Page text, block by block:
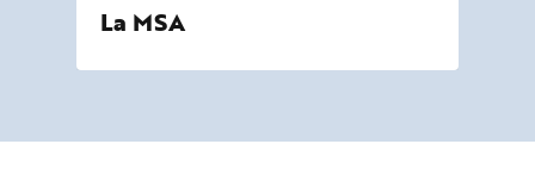
La MSA